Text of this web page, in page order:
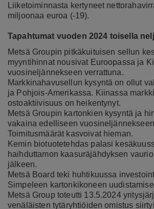
Liiketoiminnasta kertyneet
miljoonaa euroa (-19).
Tapahtumat vuoden 2024 toisella
Metsä Groupin pitkäkuituisen sellun
myyntihinnat nousivat Euroopassa ja
vuosineljännekseen verrattuna.
Markkinahavusellun kysyntä on ollut
ja Pohjois-Amerikassa. Kiinassa
ostoaktiivisuus on heikentynyt.
Metsä Groupin kartonkien kysyntä ja
vakaina edelliseen
Toimitusmäärät kasvoivat hieman.
Kemin biotuotetehdas palasi
haihduttamon kaasuräjähdyksen
jälkeen.
Metsä Board teki huhtikuussa
Simpeleen kartonkikoneen
Metsä Group toteutti 13.5.2024
venäläisten tytäryhtiöiden omistus